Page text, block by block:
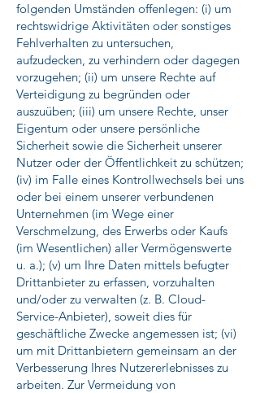
folgenden Umständen offenlegen: (i) um
rechtswidrige Aktivitäten oder sonstiges
Fehlverhalten zu untersuchen,
aufzudecken, zu verhindern oder dagegen
vorzugehen; (ii) um unsere Rechte auf
Verteidigung zu begründen oder
auszuüben; (iii) um unsere Rechte, unser
Eigentum oder unsere persönliche
Sicherheit sowie die Sicherheit unserer
Nutzer oder der Öffentlichkeit zu schützen;
(iv) im Falle eines Kontrollwechsels bei uns
oder bei einem unserer verbundenen
Unternehmen (im Wege einer
Verschmelzung, des Erwerbs oder Kaufs
(im Wesentlichen) aller Vermögenswerte
u. a.); (v) um Ihre Daten mittels befugter
Drittanbieter zu erfassen, vorzuhalten
und/oder zu verwalten (z. B. Cloud-
Service-Anbieter), soweit dies für
geschäftliche Zwecke angemessen ist; (vi)
um mit Drittanbietern gemeinsam an der
Verbesserung Ihres Nutzererlebnisses zu
arbeiten. Zur Vermeidung von